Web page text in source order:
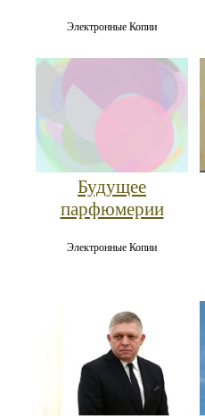
Электронные Копии
Будущее
парфюмерии
Электронные Копии